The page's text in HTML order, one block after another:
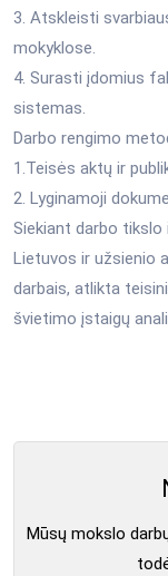
3. Atskleisti
mokyklose.
4. Surasti įdomius
sistemas.
Darbo rengimo
1.Teisės aktų ir
2. Lyginamoji
Siekiant darbo tikslo
Lietuvos ir užsienio
darbais, atlikta
švietimo įstaigų
Mūsų mokslo